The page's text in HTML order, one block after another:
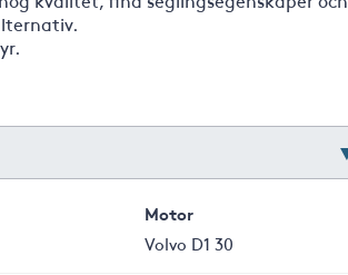
Motor
Volvo D1 30